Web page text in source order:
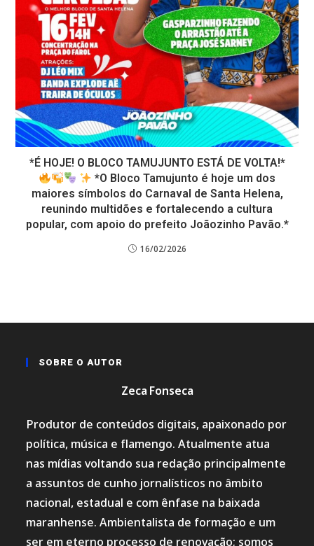
*É HOJE! O BLOCO TAMUJUNTO ESTÁ DE VOLTA!*
*O Bloco Tamujunto é hoje um dos
maiores símbolos do Carnaval de Santa Helena,
reunindo multidões e fortalecendo a cultura
popular, com apoio do prefeito Joãozinho Pavão.*
16/02/2026
SOBRE O AUTOR
Zeca Fonseca
Produtor de conteúdos digitais, apaixonado por
política, música e flamengo. Atualmente atua
nas mídias voltando sua redação principalmente
a assuntos de cunho jornalísticos no âmbito
nacional, estadual e com ênfase na baixada
maranhense. Ambientalista de formação e um
ser em eterno processo de renovação; somos